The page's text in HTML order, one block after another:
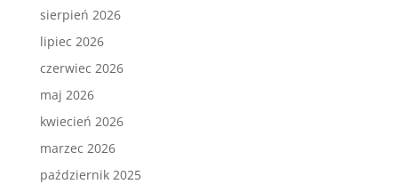
sierpień 2026
lipiec 2026
czerwiec 2026
maj 2026
kwiecień 2026
marzec 2026
październik 2025